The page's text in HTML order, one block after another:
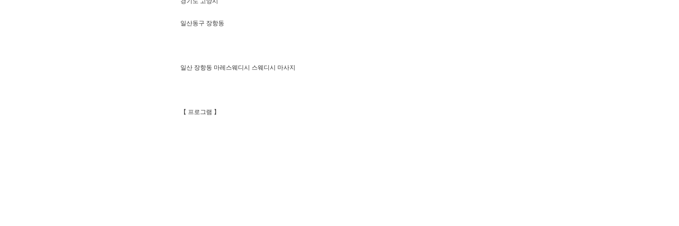
일산동구 장항동
일산 장항동 마레스웨디시 스웨디시 마사지
【 프로그램 】